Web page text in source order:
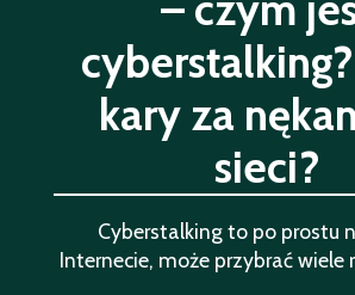
kary za
sieci?
Cyberstalking to po prostu
Internecie, może przybrać wiele